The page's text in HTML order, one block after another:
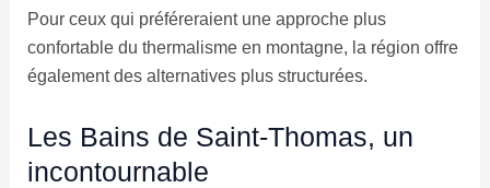
Pour ceux qui préféreraient une approche plus
confortable du thermalisme en montagne, la région offre
également des alternatives plus structurées.
Les Bains de Saint-Thomas, un
incontournable